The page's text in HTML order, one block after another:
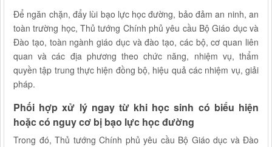
Để ngăn chặn, đẩy lùi bạo lực học đường, bảo đảm an ninh, an
toàn trường học, Thủ tướng Chính phủ yêu cầu Bộ Giáo dục và
Đào tạo, toàn ngành giáo dục và đào tạo, các bộ, cơ quan liên
quan và các địa phương theo chức năng, nhiệm vụ, thẩm
quyền tập trung thực hiện đồng bộ, hiệu quả các nhiệm vụ, giải
pháp.
Phối hợp xử lý ngay từ khi học sinh có biểu hiện
hoặc có nguy cơ bị bạo lực học đường
Trong đó, Thủ tướng Chính phủ yêu cầu Bộ Giáo dục và Đào